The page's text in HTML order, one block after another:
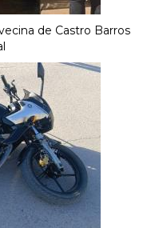
de Castro Barros